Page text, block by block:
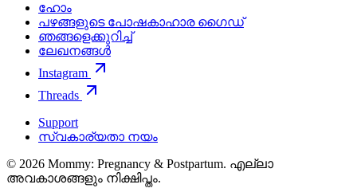
ഹോം
പഴങ്ങളുടെ പോഷകാഹാര ഗൈഡ്
ഞങ്ങളെക്കുറിച്ച്
ലേഖനങ്ങൾ
Instagram
Threads
Support
സ്വകാര്യതാ നയം
© 2026 Mommy: Pregnancy & Postpartum. എല്ലാ
അവകാശങ്ങളും നിക്ഷിപ്തം.